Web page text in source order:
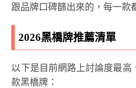
跟品牌口碑篩出來的，每一款
2026黑橋牌推薦清單
以下是目前網路上討論度最高
款黑橋牌：